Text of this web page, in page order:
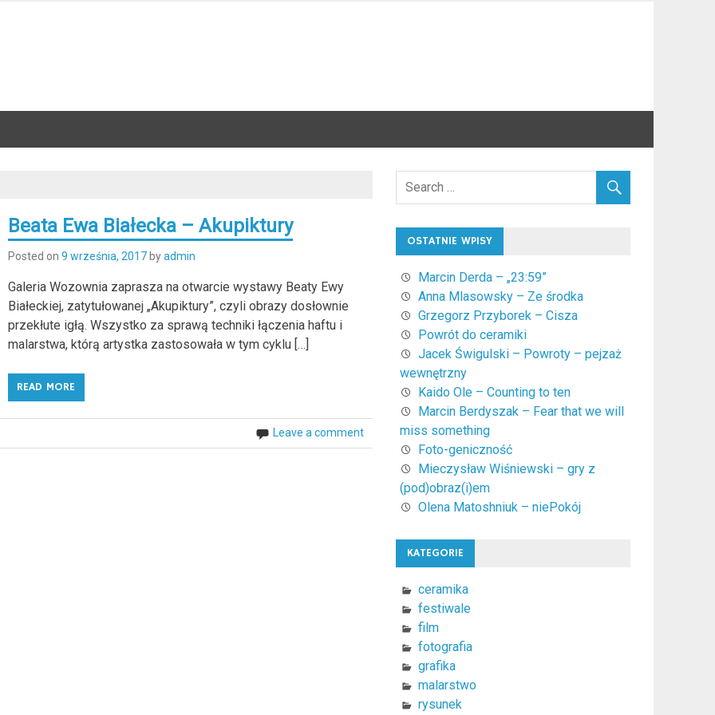
Beata Ewa Białecka – Akupiktury
Posted on9 września, 2017byadmin
Galeria Wozownia zaprasza na otwarcie wystawy Beaty Ewy
Białeckiej, zatytułowanej „Akupiktury”, czyli obrazy dosłownie
przekłute igłą. Wszystko za sprawą techniki łączenia haftu i
malarstwa, którą artystka zastosowała w tym cyklu […]
READ MORE
Leave a comment
OSTATNIE WPISY
Marcin Derda – „23:59”
Anna Mlasowsky – Ze środka
Grzegorz Przyborek – Cisza
Powrót do ceramiki
Jacek Świgulski – Powroty – pejzaż
wewnętrzny
Kaido Ole – Counting to ten
Marcin Berdyszak – Fear that we will
miss something
Foto-geniczność
Mieczysław Wiśniewski – gry z
(pod)obraz(i)em
Olena Matoshniuk – niePokój
KATEGORIE
ceramika
festiwale
film
fotografia
grafika
malarstwo
rysunek